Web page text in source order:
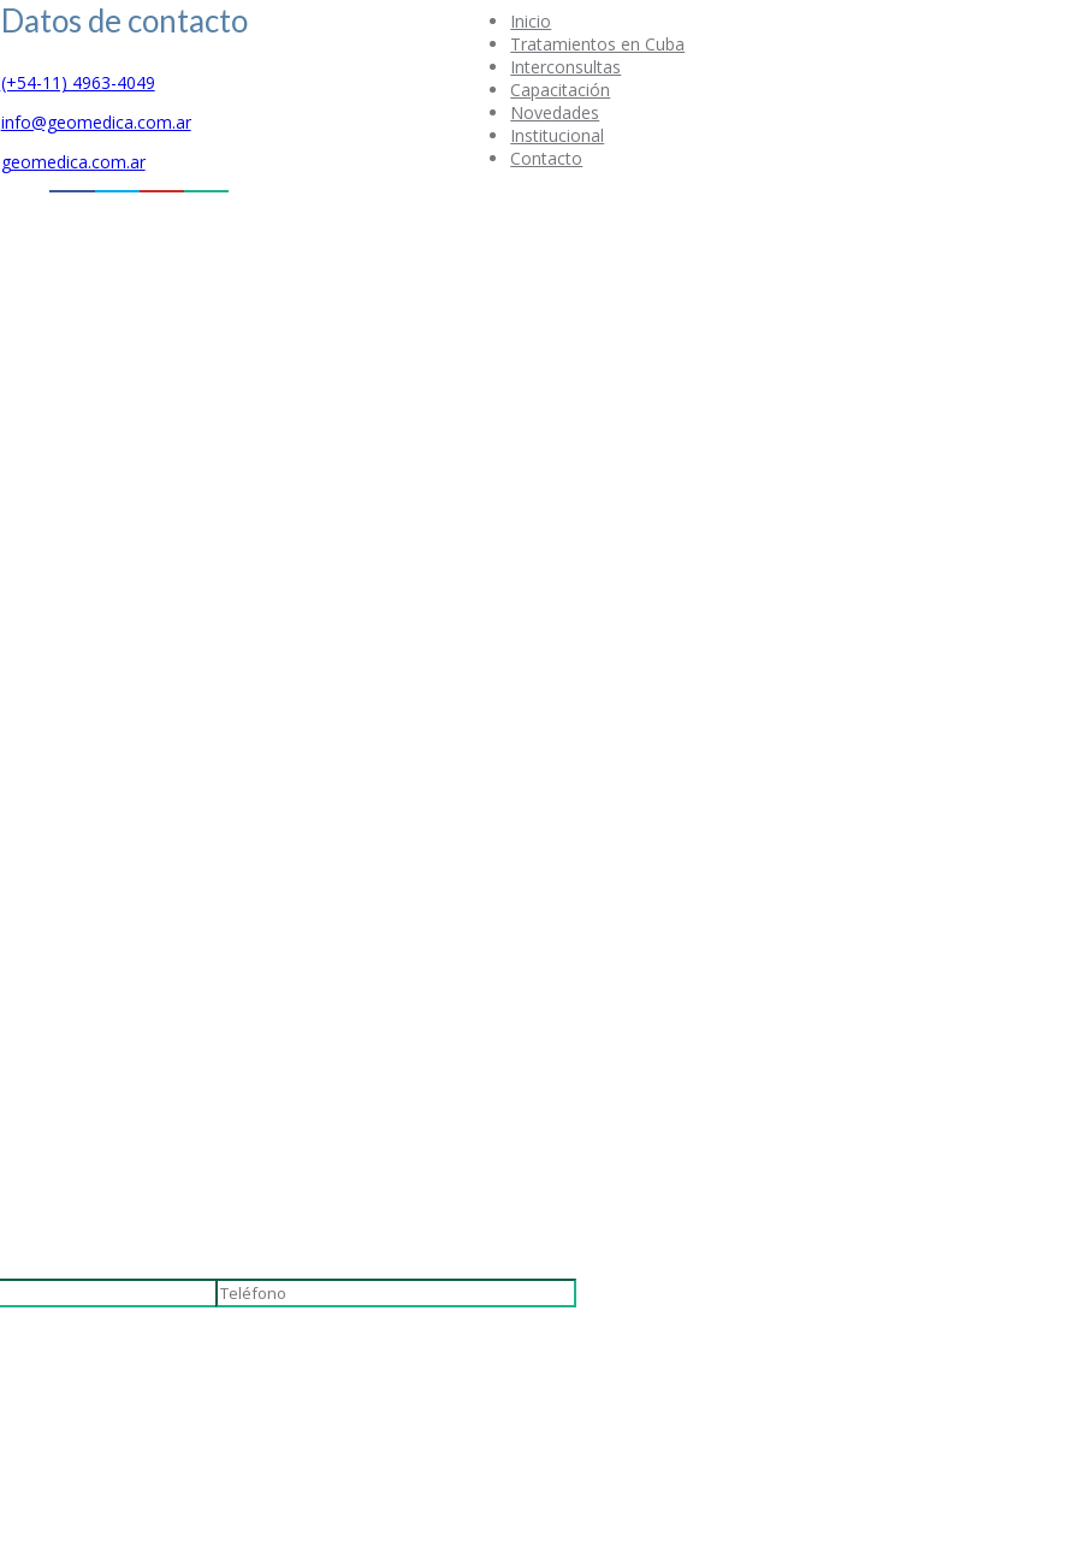
Datos de contacto
(+54-11) 4963-4049
info@geomedica.com.ar
geomedica.com.ar
Inicio
Tratamientos en Cuba
Interconsultas
Capacitación
Novedades
Institucional
Contacto